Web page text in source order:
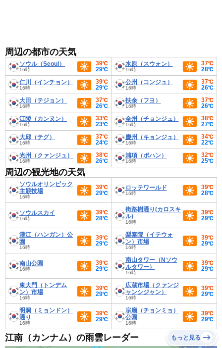
周辺の都市の天気
ソウル（Seoul）
16時
39℃
29℃
水原（スウォン）
16時
37℃
28℃
仁川（インチョン）
16時
39℃
29℃
公州（コンジュ）
16時
37℃
26℃
大田（テジョン）
16時
37℃
26℃
扶余（フヨ）
16時
37℃
26℃
江陵（カンヌン）
16時
33℃
23℃
全州（チョンジュ）
16時
38℃
27℃
大邱（テグ）
16時
37℃
24℃
慶州（キョンジュ）
16時
34℃
22℃
光州（クァンジュ）
16時
38℃
26℃
浦項（ポハン）
16時
32℃
25℃
周辺の観光地の天気
ソウルオリンピック
主競技場
16時
39℃
29℃
ロッテワールド
16時
39℃
28℃
ソウルスカイ
16時
39℃
28℃
街路樹通り(カロスキ
ル)
16時
39℃
29℃
漢江（ハンガン）公
園
16時
39℃
29℃
梨泰院（イテウォ
ン）市場
16時
39℃
29℃
南山公園
16時
39℃
29℃
南山タワー（Nソウ
ルタワー）
16時
39℃
29℃
東大門（トンデム
ン）市場
16時
39℃
29℃
広蔵市場（クァンジ
ャンシジャン）
16時
39℃
29℃
明洞（ミョンドン）
通り
16時
39℃
29℃
宗廟（チョンミョ）
公園
16時
39℃
29℃
江南（カンナム）の雨雲レーダー もっと見る